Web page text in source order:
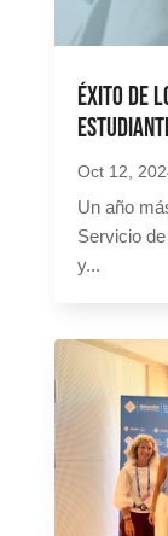
Éxito de
Oct 12,
Un año
Servicio
y...